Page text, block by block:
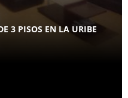
3 PISOS EN LA URIBE